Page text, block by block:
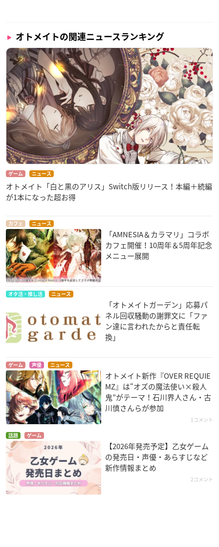
オトメイトの関連ニュースランキング
ゲーム ニュース
オトメイト「白と黒のアリス」Switch版リリース！本編＋続編
が1本になった超お得
カフェ ニュース
「AMNESIA＆カラマリ」コラボ
カフェ開催！10周年＆5周年記念
メニュー展開
オタ活・推し活 ニュース
「オトメイトガーデン」応募パ
ネル回収騒動の謝罪文に「ファ
ン達に言われたからと責任転
換」
ゲーム 声優 ニュース
オトメイト新作『OVER REQUIE
MZ』は“オズの魔法使い×殺人
鬼”がテーマ！石川界人さん・古
川慎さんらが参加
1コメント
話題 ゲーム
【2026年発売予定】乙女ゲーム
の発売日・声優・あらすじなど
新作情報まとめ
2コメント